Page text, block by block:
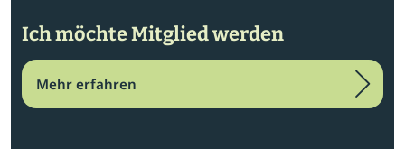
Ich möchte Mitglied werden
Mehr erfahren